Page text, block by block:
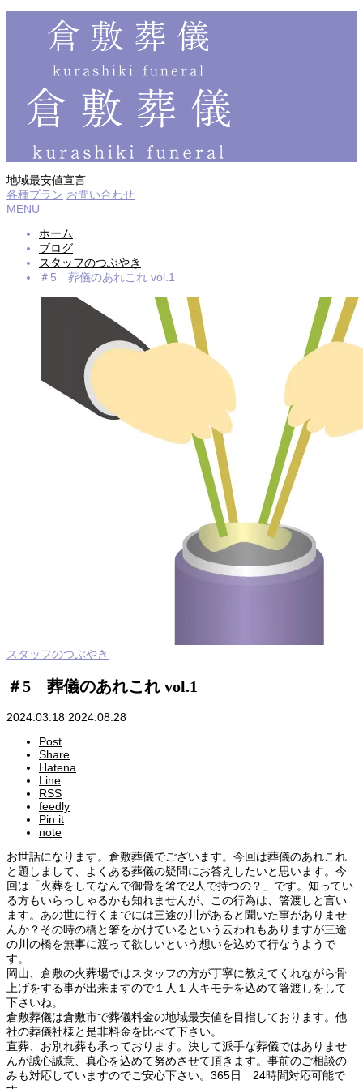
地域最安値宣言
各種プラン お問い合わせ
MENU
ホーム
ブログ
スタッフのつぶやき
＃5 葬儀のあれこれ vol.1
スタッフのつぶやき
＃5 葬儀のあれこれ vol.1
2024.03.18 2024.08.28
Post
Share
Hatena
Line
RSS
feedly
Pin it
note
お世話になります。倉敷葬儀でございます。今回は葬儀のあれこれ
と題しまして、よくある葬儀の疑問にお答えしたいと思います。今
回は「火葬をしてなんで御骨を箸で2人で持つの？」です。知ってい
る方もいらっしゃるかも知れませんが、この行為は、箸渡しと言い
ます。あの世に行くまでには三途の川があると聞いた事がありませ
んか？その時の橋と箸をかけているという云われもありますが三途
の川の橋を無事に渡って欲しいという想いを込めて行なうようで
す。
岡山、倉敷の火葬場ではスタッフの方が丁寧に教えてくれながら骨
上げをする事が出来ますので１人１人キモチを込めて箸渡しをして
下さいね。
倉敷葬儀は倉敷市で葬儀料金の地域最安値を目指しております。他
社の葬儀社様と是非料金を比べて下さい。
直葬、お別れ葬も承っております。決して派手な葬儀ではありませ
んが誠心誠意、真心を込めて努めさせて頂きます。事前のご相談の
みも対応していますのでご安心下さい。365日 24時間対応可能で